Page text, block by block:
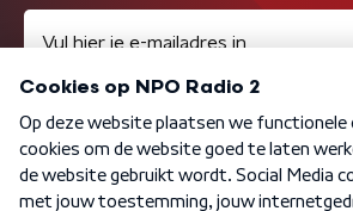
Algemene voorwaarden